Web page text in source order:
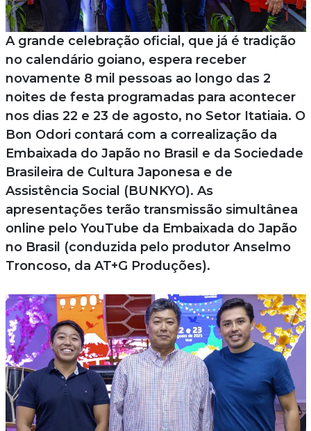
A grande celebração oficial, que já é tradição
no calendário goiano, espera receber
novamente 8 mil pessoas ao longo das 2
noites de festa programadas para acontecer
nos dias 22 e 23 de agosto, no Setor Itatiaia. O
Bon Odori contará com a correalização da
Embaixada do Japão no Brasil e da Sociedade
Brasileira de Cultura Japonesa e de
Assistência Social (BUNKYO). As
apresentações terão transmissão simultânea
online pelo YouTube da Embaixada do Japão
no Brasil (conduzida pelo produtor Anselmo
Troncoso, da AT+G Produções).